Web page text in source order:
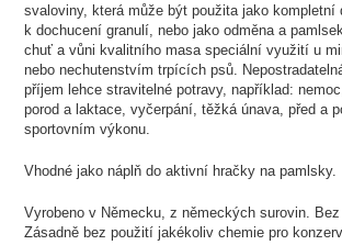
svaloviny, která může být použita jako kompletní
k dochucení granulí, nebo jako odměna a
chuť a vůni kvalitního masa speciální využití u
nebo nechutenstvím trpících psů.
příjem lehce stravitelné potravy, například:
porod a laktace, vyčerpání, těžká únava, před a
sportovním výkonu.
Vhodné jako náplň do aktivní hračky na pamlsky.
Vyrobeno v Německu, z německých surovin. Bez
Zásadně bez použití jakékoliv chemie pro